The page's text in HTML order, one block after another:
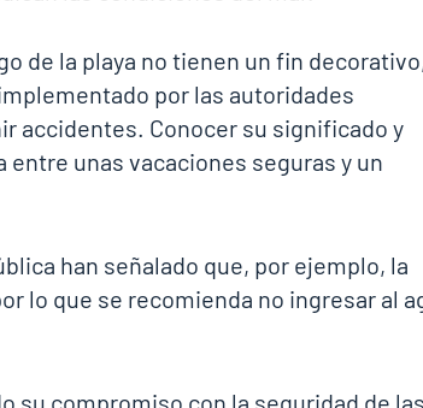
de la playa no tienen un fin
por las autoridades
accidentes. Conocer su significado y
unas vacaciones seguras y un
han señalado que, por ejemplo, la
lo que se recomienda no ingresar al
su compromiso con la seguridad de